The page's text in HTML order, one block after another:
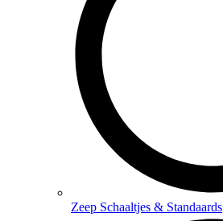
Zeep Schaaltjes & Standaards